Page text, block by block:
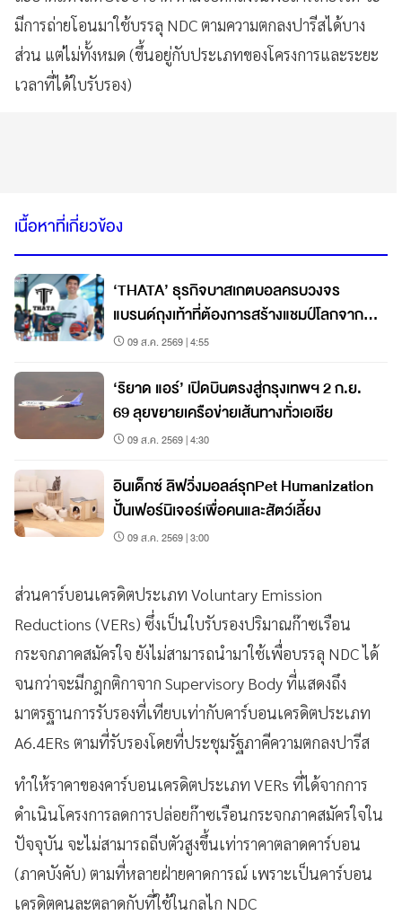
มีการถ่ายโอนมาใช้บรรลุ NDC ตามความตกลงปารีสได้บาง
ส่วน แต่ไม่ทั้งหมด (ขึ้นอยู่กับประเภทของโครงการและระยะ
เวลาที่ได้ใบรับรอง)
เนื้อหาที่เกี่ยวข้อง
‘THATA’ ธุรกิจบาสเกตบอลครบวงจร
แบรนด์ถุงเท้าที่ต้องการสร้างแชมป์โลกจาก
ชลบุรี
09 ส.ค. 2569 | 4:55
‘ริยาด แอร์’ เปิดบินตรงสู่กรุงเทพฯ 2 ก.ย.
69 ลุยขยายเครือข่ายเส้นทางทั่วเอเชีย
09 ส.ค. 2569 | 4:30
อินเด็กซ์ ลิฟวิ่งมอลล์รุกPet Humanization
ปั้นเฟอร์นิเจอร์เพื่อคนและสัตว์เลี้ยง
09 ส.ค. 2569 | 3:00
ส่วนคาร์บอนเครดิตประเภท Voluntary Emission
Reductions (VERs) ซึ่งเป็นใบรับรองปริมาณก๊าซเรือน
กระจกภาคสมัครใจ ยังไม่สามารถนำมาใช้เพื่อบรรลุ NDC ได้
จนกว่าจะมีกฎกติกาจาก Supervisory Body ที่แสดงถึง
มาตรฐานการรับรองที่เทียบเท่ากับคาร์บอนเครดิตประเภท
A6.4ERs ตามที่รับรองโดยที่ประชุมรัฐภาคีความตกลงปารีส
ทำให้ราคาของคาร์บอนเครดิตประเภท VERs ที่ได้จากการ
ดำเนินโครงการลดการปล่อยก๊าซเรือนกระจกภาคสมัครใจใน
ปัจจุบัน จะไม่สามารถถีบตัวสูงขึ้นเท่าราคาตลาดคาร์บอน
(ภาคบังคับ) ตามที่หลายฝ่ายคาดการณ์ เพราะเป็นคาร์บอน
เครดิตคนละตลาดกับที่ใช้ในกลไก NDC